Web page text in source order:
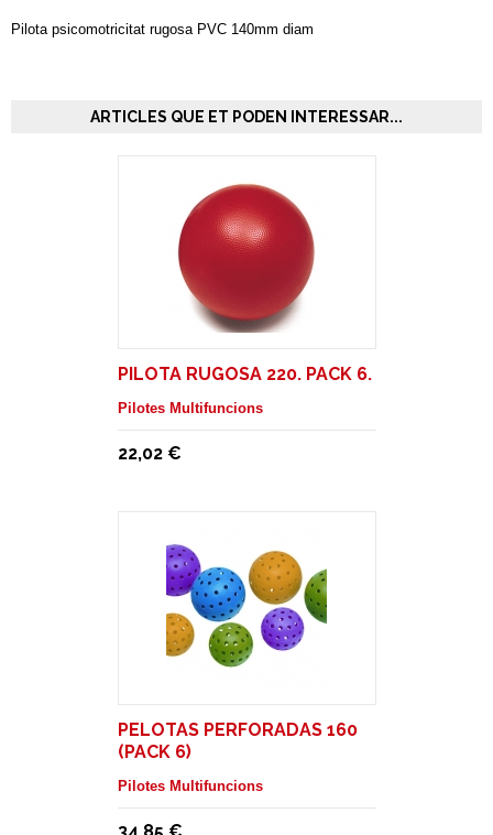
Pilota psicomotricitat rugosa PVC 140mm diam
ARTICLES QUE ET PODEN INTERESSAR...
PILOTA RUGOSA 220. PACK 6.
Pilotes Multifuncions
22,02 €
PELOTAS PERFORADAS 160
(PACK 6)
Pilotes Multifuncions